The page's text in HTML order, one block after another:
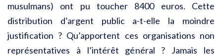
musulmans) ont pu toucher 8400 euros. Cette
distribution d’argent public a-t-elle la moindre
justification ? Qu’apportent ces organisations non
représentatives à l’intérêt général ? Jamais les